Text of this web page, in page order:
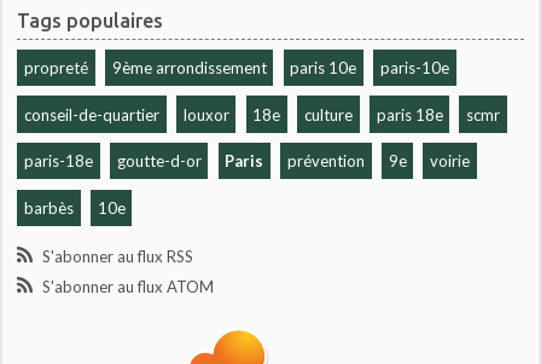
Tags populaires
propreté 9ème arrondissement paris 10e paris-10e
conseil-de-quartier louxor 18e culture paris 18e scmr
paris-18e goutte-d-or Paris prévention 9e voirie
barbès 10e
S'abonner au flux RSS
S'abonner au flux ATOM